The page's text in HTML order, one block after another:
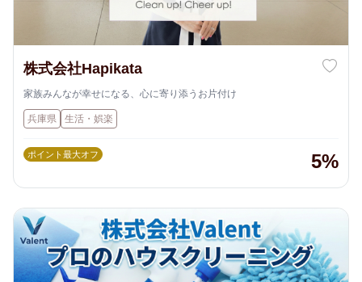
株式会社Hapikata
家族みんなが幸せになる、心に寄り添うお片付け
兵庫県 生活・娯楽
ポイント最大オフ 5%